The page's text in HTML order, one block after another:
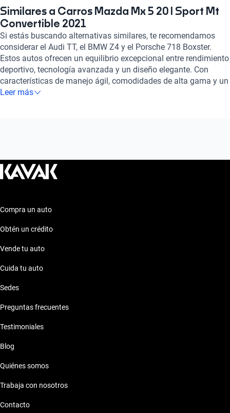
CarPlay y Android Auto, cada detalle está pensado para tu
comodidad y entretenimiento. Además, su sistema de
seguridad con bolsas de aire frontales y laterales, frenos ABS y
asistencia de frenado te brindan tranquilidad en cada viaje.
Experimenta la potencia y la adrenalina con el Mazda MX-5 2.0
I SPORT MT 2021, ¡tu compañero perfecto en la carretera!
Similares a Carros Mazda Mx 5 20 I Sport Mt
Convertible 2021
Si estás buscando alternativas similares, te recomendamos
considerar el Audi TT, el BMW Z4 y el Porsche 718 Boxster.
Estos autos ofrecen un equilibrio excepcional entre rendimiento
deportivo, tecnología avanzada y un diseño elegante. Con
características de manejo ágil, comodidades de alta gama y un
estilo distintivo, cualquiera de estos modelos seguramente
Leer más
Compra un auto
Obtén un crédito
Vende tu auto
Cuida tu auto
Sedes
Preguntas frecuentes
Testimoniales
Blog
Quiénes somos
Trabaja con nosotros
Contacto